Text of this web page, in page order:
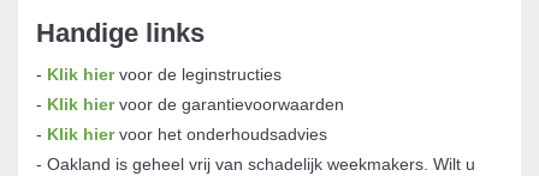
Handige links
- Klik hiervoor de leginstructies
- Klik hiervoor de garantievoorwaarden
- Klik hier voor het onderhoudsadvies
- Oakland is geheel vrij van schadelijk weekmakers. Wilt u